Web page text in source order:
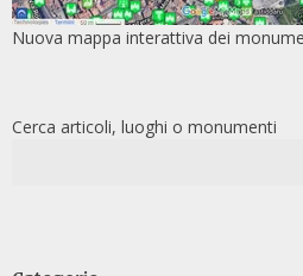
Nuova mappa interattiva dei
Cerca articoli, luoghi o monumenti